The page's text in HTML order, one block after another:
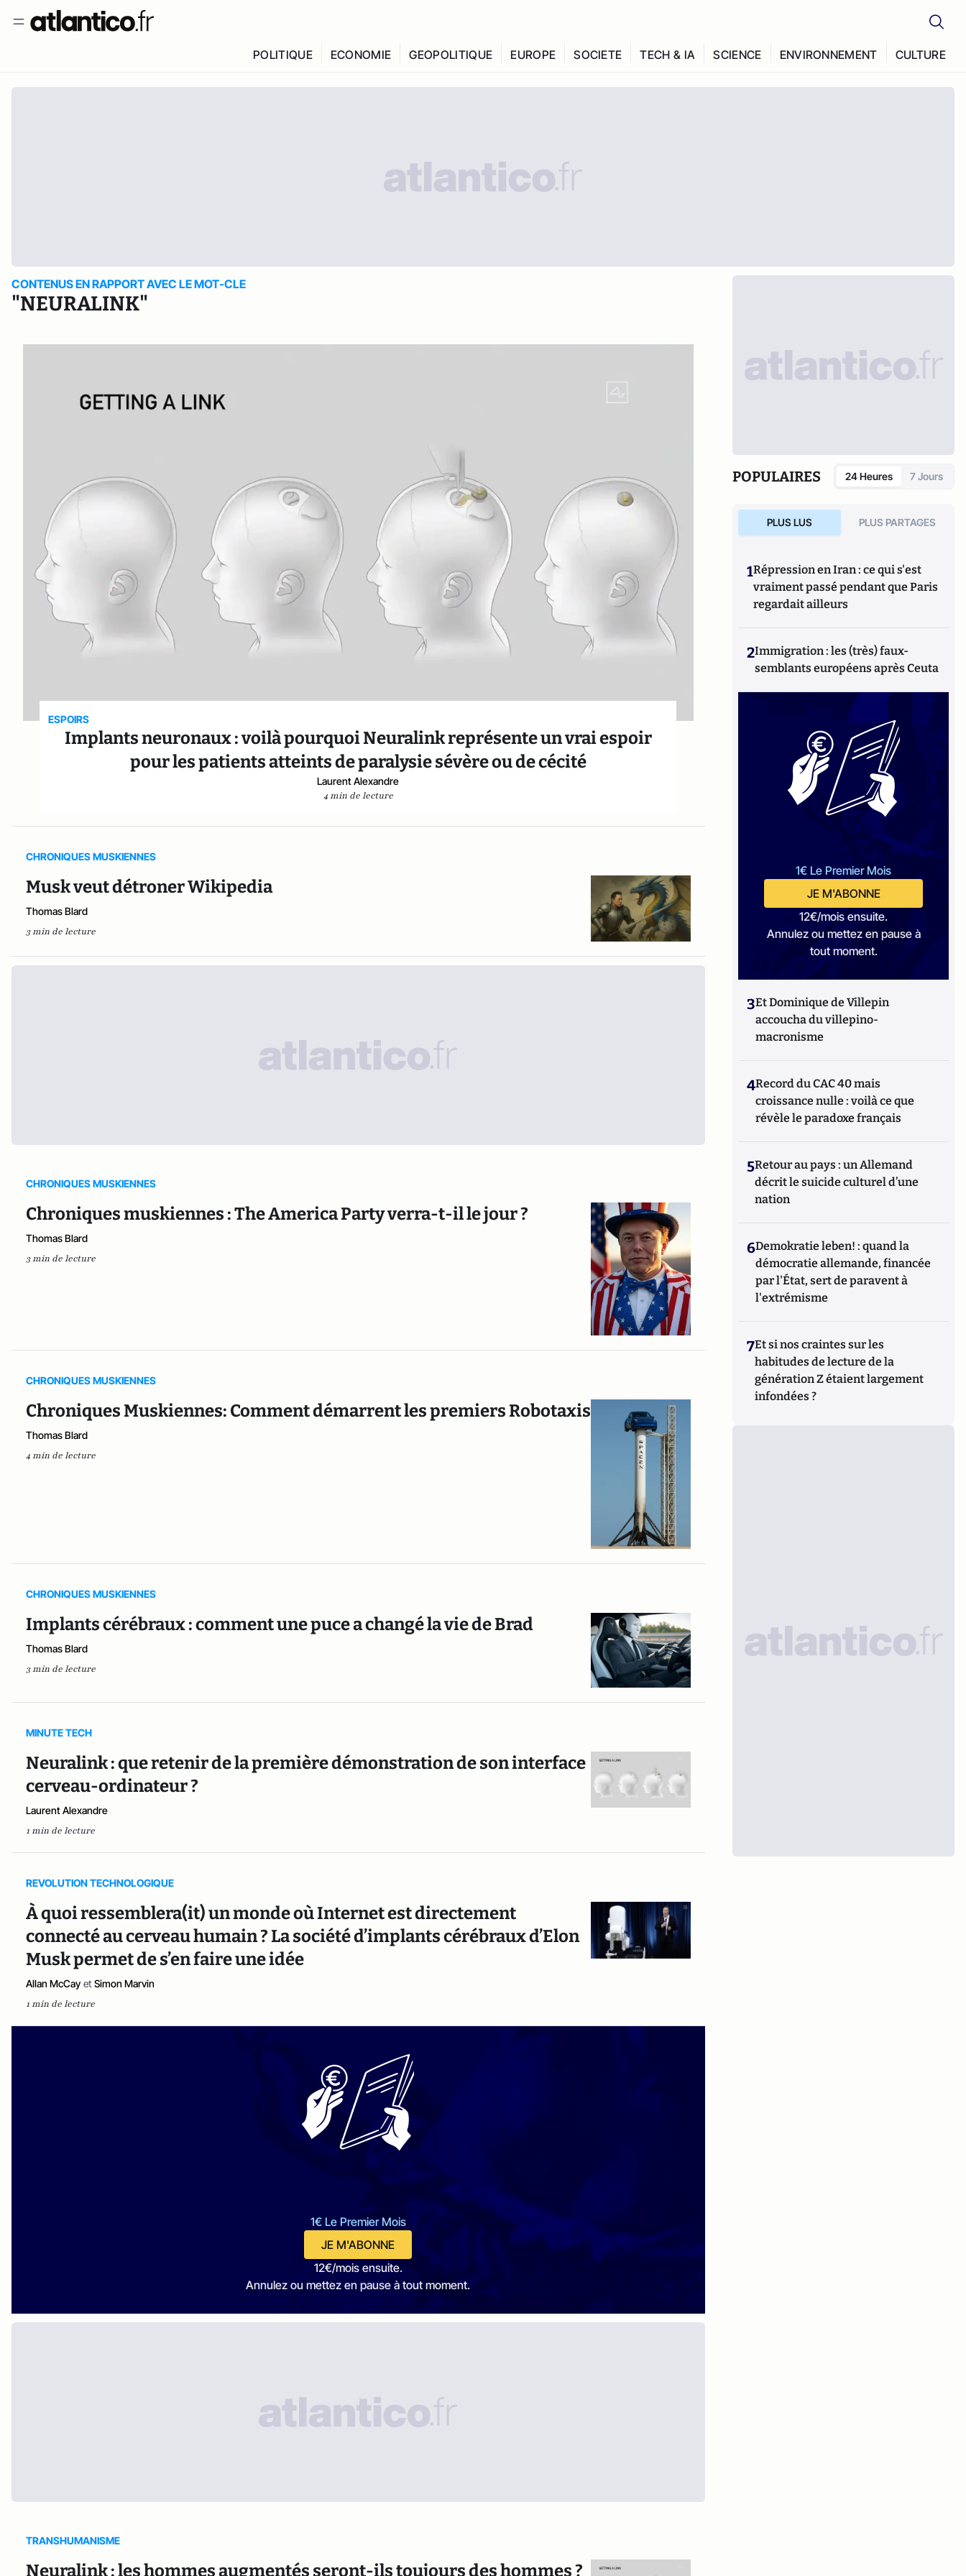
POLITIQUE ECONOMIE GEOPOLITIQUE EUROPE SOCIETE TECH & IA SCIENCE ENVIRONNEMENT CULTURE
CONTENUS EN RAPPORT AVEC LE MOT-CLE
"NEURALINK"
ESPOIRS
Implants neuronaux : voilà pourquoi Neuralink représente un vrai espoir
pour les patients atteints de paralysie sévère ou de cécité
Laurent Alexandre
4 min de lecture
CHRONIQUES MUSKIENNES
Musk veut détroner Wikipedia
Thomas Blard
3 min de lecture
CHRONIQUES MUSKIENNES
Chroniques muskiennes : The America Party verra-t-il le jour ?
Thomas Blard
3 min de lecture
CHRONIQUES MUSKIENNES
Chroniques Muskiennes: Comment démarrent les premiers Robotaxis
Thomas Blard
4 min de lecture
CHRONIQUES MUSKIENNES
Implants cérébraux : comment une puce a changé la vie de Brad
Thomas Blard
3 min de lecture
MINUTE TECH
Neuralink : que retenir de la première démonstration de son interface
cerveau-ordinateur ?
Laurent Alexandre
1 min de lecture
REVOLUTION TECHNOLOGIQUE
À quoi ressemblera(it) un monde où Internet est directement
connecté au cerveau humain ? La société d’implants cérébraux d’Elon
Musk permet de s’en faire une idée
Allan McCay et Simon Marvin
1 min de lecture
1€ Le Premier Mois
JE M'ABONNE
12€/mois ensuite.
Annulez ou mettez en pause à tout moment.
TRANSHUMANISME
Neuralink : les hommes augmentés seront-ils toujours des hommes ?
POPULAIRES 24 Heures 7 Jours
PLUS LUS PLUS PARTAGES
1Répression en Iran : ce qui s'est
vraiment passé pendant que Paris
regardait ailleurs
2Immigration : les (très) faux-
semblants européens après Ceuta
1€ Le Premier Mois
JE M'ABONNE
12€/mois ensuite.
Annulez ou mettez en pause à
tout moment.
3Et Dominique de Villepin
accoucha du villepino-
macronisme
4Record du CAC 40 mais
croissance nulle : voilà ce que
révèle le paradoxe français
5Retour au pays : un Allemand
décrit le suicide culturel d’une
nation
6Demokratie leben! : quand la
démocratie allemande, financée
par l'État, sert de paravent à
l'extrémisme
7Et si nos craintes sur les
habitudes de lecture de la
génération Z étaient largement
infondées ?